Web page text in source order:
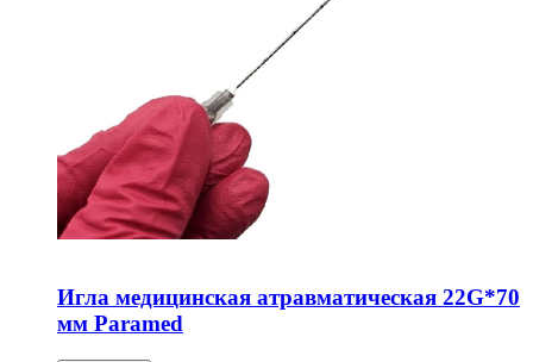
Игла медицинская атравматическая 22G*70
мм Paramed